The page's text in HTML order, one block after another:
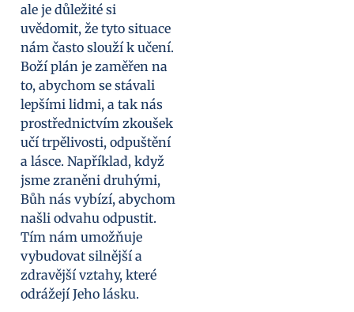
ale je důležité si
uvědomit, že tyto situace
nám často slouží k učení.
Boží plán je zaměřen na
to, abychom se stávali
lepšími lidmi, a tak nás
prostřednictvím zkoušek
učí trpělivosti, odpuštění
a lásce. Například, když
jsme zraněni druhými,
Bůh nás vybízí, abychom
našli odvahu odpustit.
Tím nám umožňuje
vybudovat silnější a
zdravější vztahy, které
odrážejí Jeho lásku.